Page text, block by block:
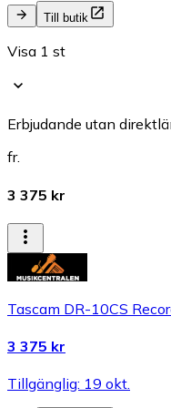
Till butik
Visa 1 st
Erbjudande utan
fr.
3 375 kr
Tascam DR-10CS
3 375 kr
Tillgänglig: 19 okt.